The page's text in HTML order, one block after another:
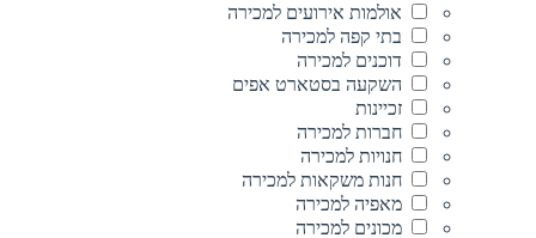
אולמות אירועים למכירה
בתי קפה למכירה
דוכנים למכירה
השקעה בסטארט אפים
זכיינות
חברות למכירה
חנויות למכירה
חנות משקאות למכירה
מאפיה למכירה
מכונים למכירה